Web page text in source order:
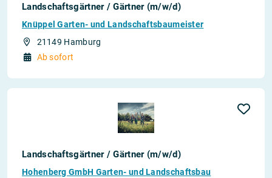
Landschaftsgärtner / Gärtner (m/w/d)
Knüppel Garten- und Landschaftsbaumeister
21149 Hamburg
Ab sofort
Landschaftsgärtner / Gärtner (m/w/d)
Hohenberg GmbH Garten- und Landschaftsbau